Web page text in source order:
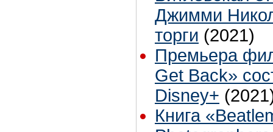
Джимми
торги (2021)
Премьера
Get Back»
Disney+
Книга